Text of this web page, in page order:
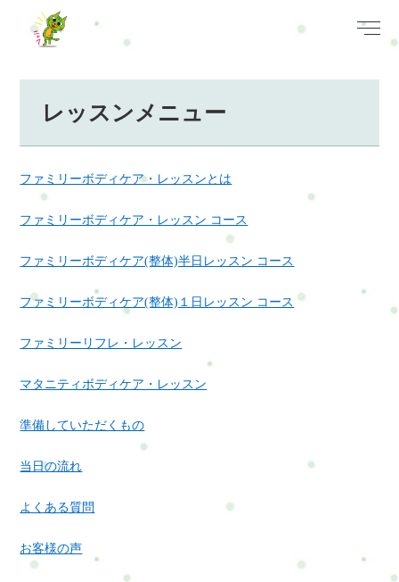
レッスンメニュー
ファミリーボディケア・レッスンとは
ファミリーボディケア・レッスン コース
ファミリーボディケア(整体)半日レッスン コース
ファミリーボディケア(整体)１日レッスン コース
ファミリーリフレ・レッスン
マタニティボディケア・レッスン
準備していただくもの
当日の流れ
よくある質問
お客様の声